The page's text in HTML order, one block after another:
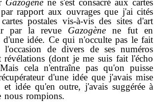
Gazogène ne s'est consacré aux cartes
rapport aux ouvrages que j'ai cités
postales vis-à-vis des sites d'art
par la revue Gazogène ne fut en
idée. Ce qui n'occulte pas le fait
de divers de ses numéros
révélations (dont je me suis fait l'écho
cela n'entraîne pas qu'on puisse
d'une idée que j'avais mise
idée qu'en outre, j'avais suggérée à
nous rompions.